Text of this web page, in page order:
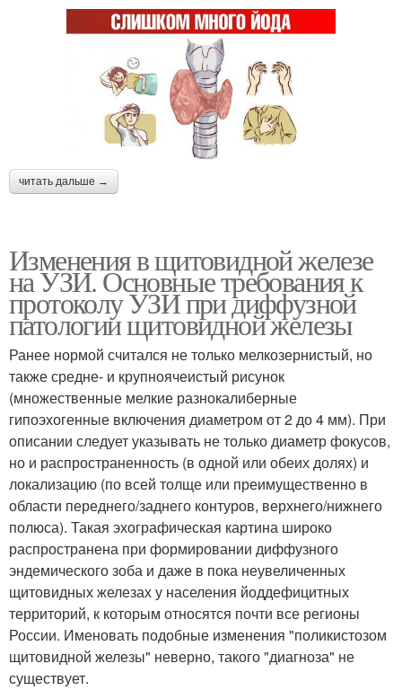
читать дальше →
Изменения в щитовидной железе
на УЗИ. Основные требования к
протоколу УЗИ при диффузной
патологии щитовидной железы
Ранее нормой считался не только мелкозернистый, но
также средне- и крупноячеистый рисунок
(множественные мелкие разнокалиберные
гипоэхогенные включения диаметром от 2 до 4 мм). При
описании следует указывать не только диаметр фокусов,
но и распространенность (в одной или обеих долях) и
локализацию (по всей толще или преимущественно в
области переднего/заднего контуров, верхнего/нижнего
полюса). Такая эхографическая картина широко
распространена при формировании диффузного
эндемического зоба и даже в пока неувеличенных
щитовидных железах у населения йоддефицитных
территорий, к которым относятся почти все регионы
России. Именовать подобные изменения "поликистозом
щитовидной железы" неверно, такого "диагноза" не
существует.